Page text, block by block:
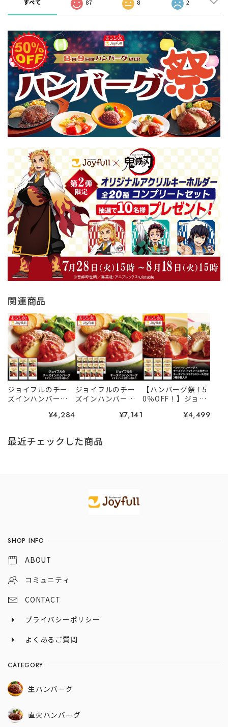
すべて 87 8 2
関連商品
ジョイフルのチー
ズインハンバーグ
¥4,284
ジョイフルのチー
ズインハンバーグ
¥7,141
【ハンバーグ祭！5
0％OFF！】ジョイ
グ3種セット 9個
¥4,499
最近チェックした商品
SHOP INFO
ABOUT
コミュニティ
CONTACT
プライバシーポリシー
よくあるご質問
CATEGORY
生ハンバーグ
直火ハンバーグ